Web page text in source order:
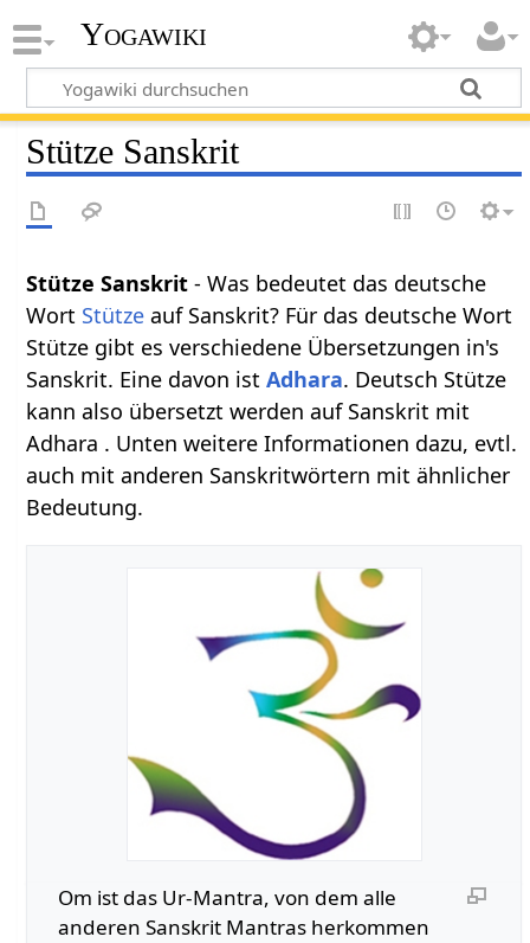
Yogawiki
Stütze Sanskrit
Stütze Sanskrit - Was bedeutet das deutsche
Wort Stütze auf Sanskrit? Für das deutsche Wort
Stütze gibt es verschiedene Übersetzungen in's
Sanskrit. Eine davon istAdhara. Deutsch Stütze
kann also übersetzt werden auf Sanskrit mit
Adhara . Unten weitere Informationen dazu, evtl.
auch mit anderen Sanskritwörtern mit ähnlicher
Bedeutung.
Om ist das Ur-Mantra, von dem alle
anderen Sanskrit Mantras herkommen